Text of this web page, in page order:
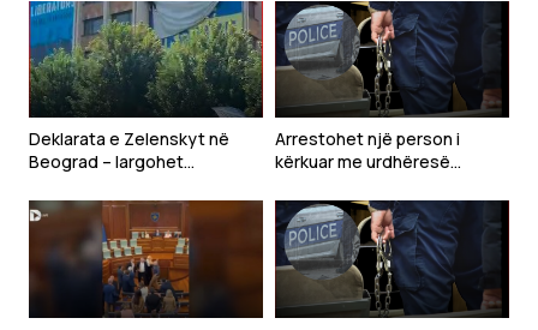
Deklarata e Zelenskyt në
Beograd – largohet
Prishtina
Arrestohet një person i
kërkuar me urdhëresë